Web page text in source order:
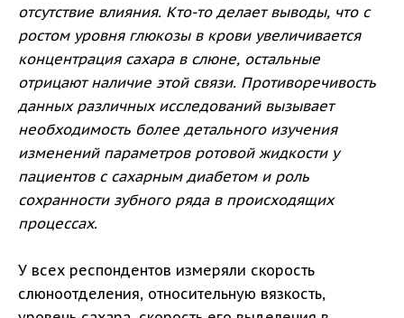
отсутствие влияния. Кто-то делает выводы, что с
ростом уровня глюкозы в крови увеличивается
концентрация сахара в слюне, остальные
отрицают наличие этой связи. Противоречивость
данных различных исследований вызывает
необходимость более детального изучения
изменений параметров ротовой жидкости у
пациентов с сахарным диабетом и роль
сохранности зубного ряда в происходящих
процессах.
У всех респондентов измеряли скорость
слюноотделения, относительную вязкость,